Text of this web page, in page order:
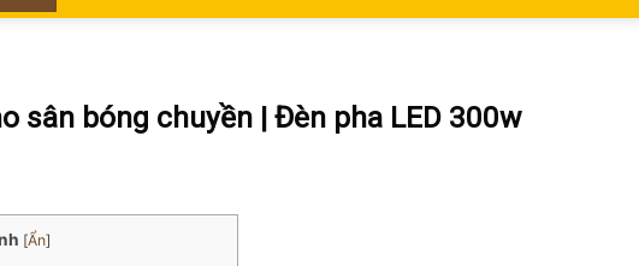
sân bóng chuyền | Đèn pha LED 300w
[Ẩn]